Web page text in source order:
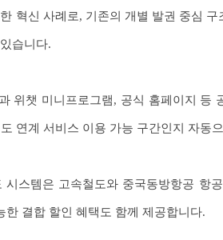
혁신 사례로, 기존의 개별 발권 중심
습니다.
위챗 미니프로그램, 공식 홈페이지 등
연계 서비스 이용 가능 구간인지 자동
시스템은 고속철도와 중국동방항공 항
한 결합 할인 혜택도 함께 제공합니다.